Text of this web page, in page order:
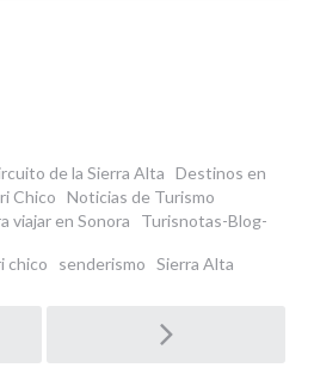
de la Sierra Alta Destinos en
Chico Noticias de Turismo
viajar en Sonora Turisnotas-Blog-
chico senderismo Sierra Alta